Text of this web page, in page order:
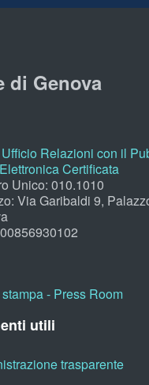
di Genova
Relazioni con il
Certificata
Unico: 010.1010
Via Garibaldi 9,
- Press Room
utili
trasparente